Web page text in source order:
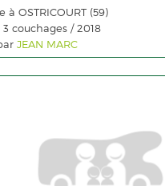
à OSTRICOURT (59)
couchages / 2018
JEAN MARC